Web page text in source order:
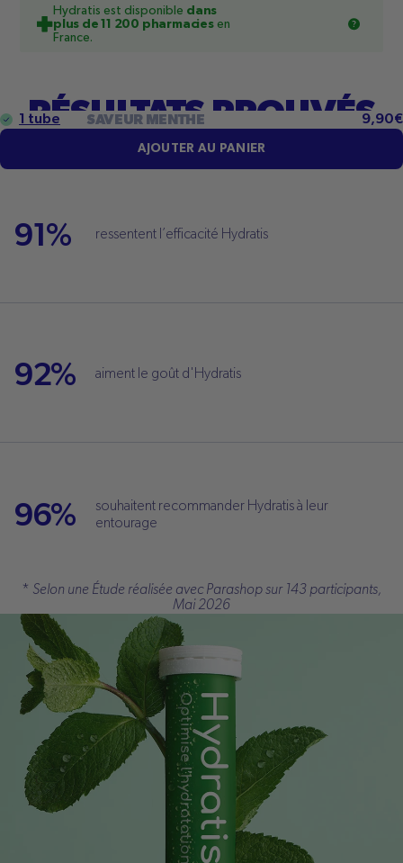
Hydratis est disponible dans
plus de 11 200 pharmaciesen
France.
1 tube SAVEUR MENTHE
Prix
9,90€
AJOUTER AU PANIER
RÉSULTATS PROUVÉS
91% ressentent l’efficacité Hydratis
92% aiment le goût d'Hydratis
96%
souhaitent recommander Hydratis à leur
entourage
* Selon une Étude réalisée avec Parashop sur 143 participants,
Mai 2026